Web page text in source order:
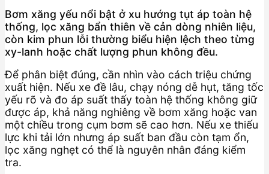
Bơm xăng yếu nổi bật ở xu hướng tụt áp toàn hệ
thống, lọc xăng bẩn thiên về cản dòng nhiên liệu,
còn kim phun lỗi thường biểu hiện lệch theo từng
xy-lanh hoặc chất lượng phun không đều.
Để phân biệt đúng, cần nhìn vào cách triệu chứng
xuất hiện. Nếu xe đề lâu, chạy nóng dễ hụt, tăng tốc
yếu rõ và đo áp suất thấy toàn hệ thống không giữ
được áp, khả năng nghiêng về bơm xăng hoặc van
một chiều trong cụm bơm sẽ cao hơn. Nếu xe thiếu
lực khi tải lớn nhưng áp suất ban đầu còn tạm ổn,
lọc xăng nghẹt có thể là nguyên nhân đáng kiểm
tra.